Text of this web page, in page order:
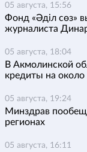
05 августа, 15:56
Фонд «Әділ сөз»
журналиста
05 августа, 18:04
В Акмолинской
кредиты на
05 августа, 19:24
Минздрав
регионах
05 августа, 16:11